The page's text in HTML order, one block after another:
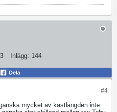
Inlägg: 144
Dela
#4
mycket av kastlängden inte